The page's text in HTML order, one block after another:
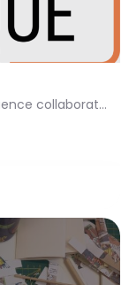
La Fresque du Numérique est une expérience collaborative, pédagogique et ludique qui permet de comprendre les…